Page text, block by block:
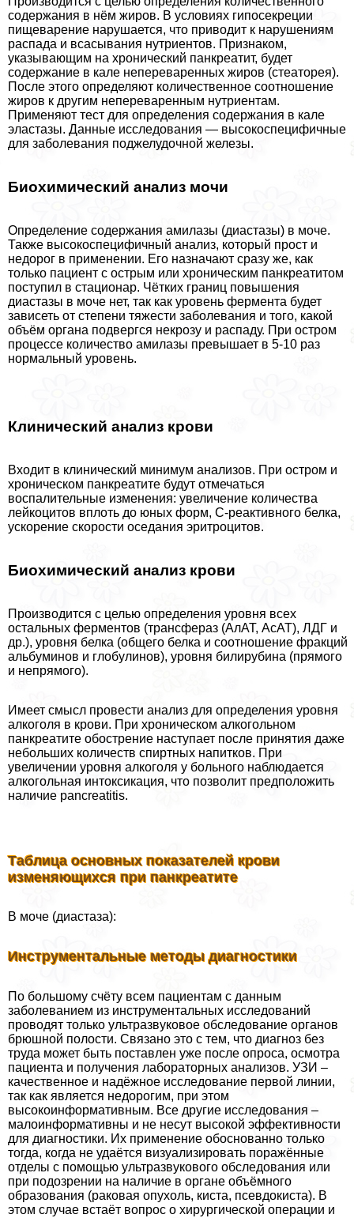
содержания в нём жиров. В условиях гипосекреции
пищеварение нарушается, что приводит к нарушениям
распада и всасывания нутриентов. Признаком,
указывающим на хронический панкреатит, будет
содержание в кале непереваренных жиров (стеаторея).
После этого определяют количественное соотношение
жиров к другим непереваренным нутриентам.
Применяют тест для определения содержания в кале
эластазы. Данные исследования — высокоспецифичные
для заболевания поджелудочной железы.
Биохимический анализ мочи
Определение содержания амилазы (диастазы) в моче.
Также высокоспецифичный анализ, который прост и
недорог в применении. Его назначают сразу же, как
только пациент с острым или хроническим панкреатитом
поступил в стационар. Чётких границ повышения
диастазы в моче нет, так как уровень фермента будет
зависеть от степени тяжести заболевания и того, какой
объём органа подвергся некрозу и распаду. При остром
процессе количество амилазы превышает в 5-10 раз
нормальный уровень.
Клинический анализ крови
Входит в клинический минимум анализов. При остром и
хроническом панкреатите будут отмечаться
воспалительные изменения: увеличение количества
лейкоцитов вплоть до юных форм, С-реактивного белка,
ускорение скорости оседания эритроцитов.
Биохимический анализ крови
Производится с целью определения уровня всех
остальных ферментов (трансфераз (АлАТ, АсАТ), ЛДГ и
др.), уровня белка (общего белка и соотношение фракций
альбуминов и глобулинов), уровня билирубина (прямого
и непрямого).
Имеет смысл провести анализ для определения уровня
алкоголя в крови. При хроническом алкогольном
панкреатите обострение наступает после принятия даже
небольших количеств спиртных напитков. При
увеличении уровня алкоголя у больного наблюдается
алкогольная интоксикация, что позволит предположить
наличие pancreatitis.
Таблица основных показателей крови
изменяющихся при панкреатите
В моче (диастаза):
Инструментальные методы диагностики
По большому счёту всем пациентам с данным
заболеванием из инструментальных исследований
проводят только ультразвуковое обследование органов
брюшной полости. Связано это с тем, что диагноз без
труда может быть поставлен уже после опроса, осмотра
пациента и получения лабораторных анализов. УЗИ –
качественное и надёжное исследование первой линии,
так как является недорогим, при этом
высокоинформативным. Все другие исследования –
малоинформативны и не несут высокой эффективности
для диагностики. Их применение обоснованно только
тогда, когда не удаётся визуализировать поражённые
отделы с помощью ультразвукового обследования или
при подозрении на наличие в органе объёмного
образования (раковая опухоль, киста, псевдокиста). В
этом случае встаёт вопрос о хирургической операции и